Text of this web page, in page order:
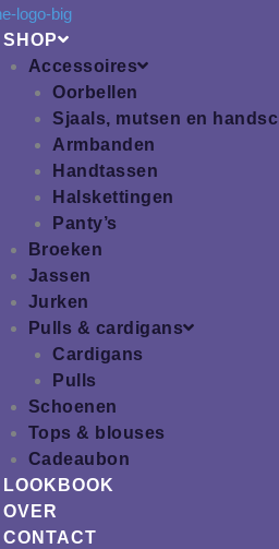
SHOP
Accessoires
Oorbellen
Sjaals, mutsen en
Armbanden
Handtassen
Halskettingen
Panty’s
Broeken
Jassen
Jurken
Pulls & cardigans
Cardigans
Pulls
Schoenen
Tops & blouses
Cadeaubon
LOOKBOOK
OVER
CONTACT